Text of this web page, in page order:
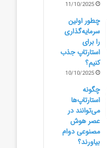
11/10/2025
چطور اولین
سرمایه‌گذاری
را برای
استارتاپ جذب
کنیم؟
10/10/2025
چگونه
استارتاپ‌ها
می‌توانند در
عصر هوش
مصنوعی دوام
بیاورند؟